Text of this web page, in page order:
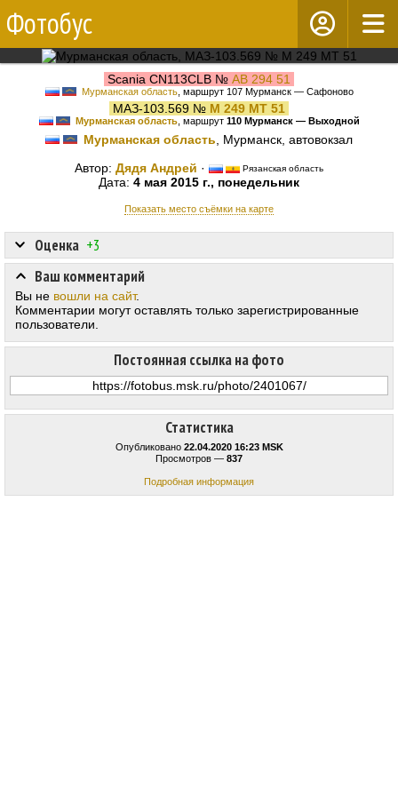
Фотобус
Scania CN113CLB № АВ 294 51
Мурманская область, маршрут 107 Мурманск — Сафоново
МАЗ-103.569 № М 249 МТ 51
Мурманская область, маршрут 110 Мурманск — Выходной
Мурманская область , Мурманск, автовокзал
Автор: Дядя Андрей · Рязанская область
Дата: 4 мая 2015 г., понедельник
Показать место съёмки на карте
Статистика
Опубликовано 22.04.2020 16:23 MSK
Просмотров — 837
Подробная информация
Оценка +3
Постоянная ссылка на фото
Ваш комментарий
Вы не вошли на сайт.
Комментарии могут оставлять только зарегистрированные
пользователи.